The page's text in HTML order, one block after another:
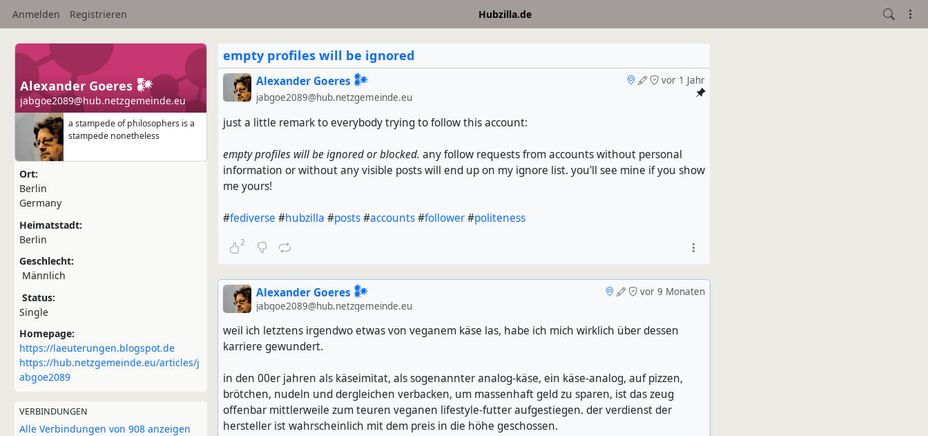
Anmelden Registrieren Hubzilla.de
Alexander Goeres 𒀯
jabgoe2089@hub.netzgemeinde.eu
a stampede of philosophers is a
stampede nonetheless
Ort:
Berlin
Germany
Heimatstadt:
Berlin
Geschlecht:
Männlich
Status:
Single
Homepage:
https://laeuterungen.blogspot.de
https://hub.netzgemeinde.eu/articles/j
abgoe2089
VERBINDUNGEN
Alle Verbindungen von 908 anzeigen
empty profiles will be ignored
vor 1 Jahr
Alexander Goeres 𒀯
jabgoe2089@hub.netzgemeinde.eu
just a little remark to everybody trying to follow this account:
empty profiles will be ignored or blocked. any follow requests from accounts without personal
information or without any visible posts will end up on my ignore list. you'll see mine if you show
me yours!
#fediverse #hubzilla #posts#accounts#follower#politeness
2
vor 9 Monaten
Alexander Goeres 𒀯
jabgoe2089@hub.netzgemeinde.eu
weil ich letztens irgendwo etwas von veganem käse las, habe ich mich wirklich über dessen
karriere gewundert.
in den 00er jahren als käseimitat, als sogenannter analog-käse, ein käse-analog, auf pizzen,
brötchen, nudeln und dergleichen verbacken, um massenhaft geld zu sparen, ist das zeug
offenbar mittlerweile zum teuren veganen lifestyle-futter aufgestiegen. der verdienst der
hersteller ist wahrscheinlich mit dem preis in die höhe geschossen.